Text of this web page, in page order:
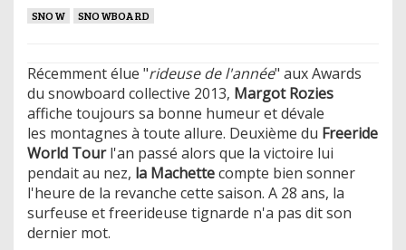
SNOW SNOWBOARD
Récemment élue "rideuse de l'année" aux Awards
du snowboard collective 2013, Margot Rozies
affiche toujours sa bonne humeur et dévale
les montagnes à toute allure. Deuxième du Freeride
World Tourl'an passé alors que la victoire lui
pendait au nez, la Machettecompte bien sonner
l'heure de la revanche cette saison. A 28 ans, la
surfeuse et freerideuse tignarde n'a pas dit son
dernier mot.